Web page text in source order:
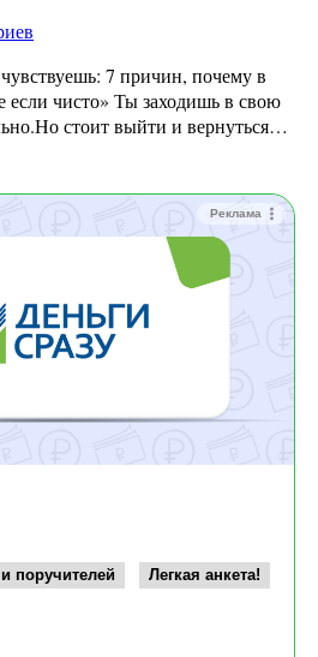
если чисто» Ты заходишь в свою
стоит выйти и вернуться…
Реклама
поручителей
Легкая анкета!